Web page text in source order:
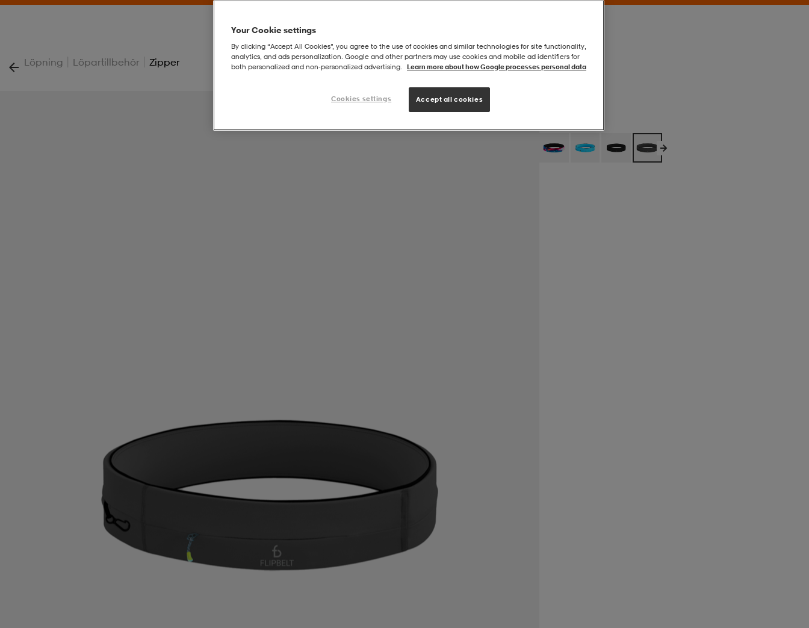
Löpning | Löpartillbehör | Zipper
Your Cookie settings
By clicking “Accept All Cookies”, you agree to the use of cookies and similar technologies for site functionality,
analytics, and ads personalization. Google and other partners may use cookies and mobile ad identifiers for
both personalized and non‑personalized advertising.
Learn more about how Google processes personal data
Cookies settings Accept all cookies